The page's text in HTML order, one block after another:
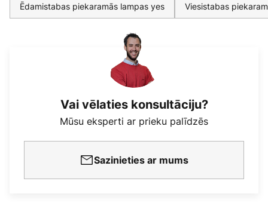
Ēdamistabas piekaramās lampas yes Viesistabas
Vai vēlaties konsultāciju?
Mūsu eksperti ar prieku palīdzēs
Sazinieties ar mums